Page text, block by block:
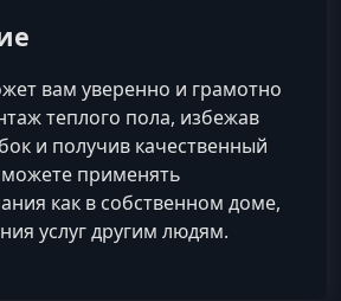
вам уверенно и грамотно
теплого пола, избежав
и получив качественный
применять
как в собственном доме,
услуг другим людям.